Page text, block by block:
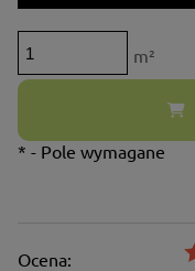
m²
* - Pole wymagane
Ocena: